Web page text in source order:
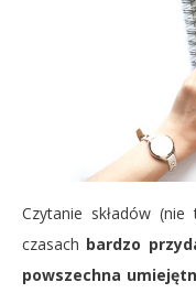
Czytanie składów
czasach bardzo
powszechna